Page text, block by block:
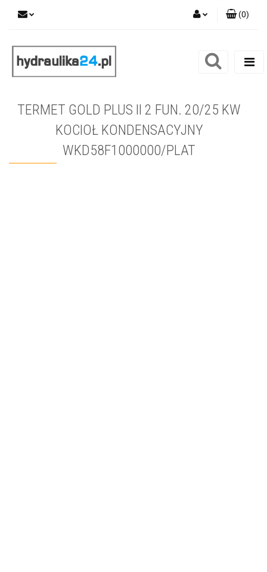
Zarejestruj się
(0)
TERMET GOLD PLUS II 2 FUN. 20/25 KW
KOCIOŁ KONDENSACYJNY
WKD58F1000000/PLAT